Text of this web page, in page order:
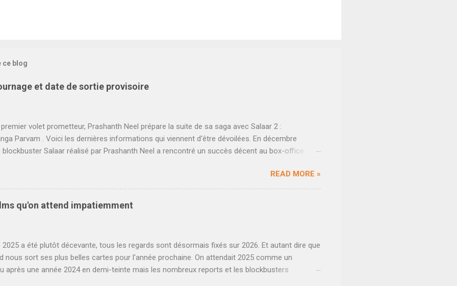
ce blog
et date de sortie provisoire
volet prometteur, Prashanth Neel prépare la suite de sa saga avec Salaar 2 :
Parvam . Voici les dernières informations qui viennent d'être dévoilées. En décembre
blockbuster Salaar réalisé par Prashanth Neel a rencontré un succès décent au box-office
face à Shahrukh Khan et Dunki , le film a cependant posé les bases pour une suite qui voit
en grand et rêve de faire mieux. On savait que plusieurs séquences avaient déjà été tournée
temps que le premier volet pour Salaar 2 , cependant il fallait encore attendre la reprise
tournage. Dans un article publié cette semaine, on apprend ainsi que le tournage de Salaar 2 :
READ MORE »
qu'on attend impatiemment
2025 a été plutôt décevante, tous les regards sont désormais fixés sur 2026. Et autant dire que
nous sort ses plus belles cartes pour l'année prochaine. On attendait 2025 comme un
après une année 2024 en demi-teinte mais les nombreux reports et les blockbusters